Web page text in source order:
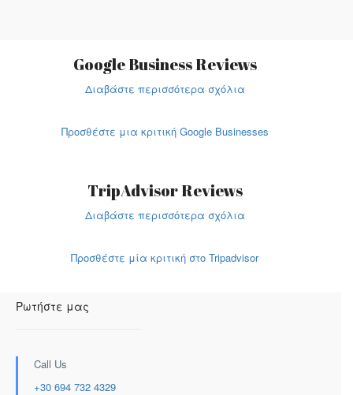
Google Business Reviews
Διαβάστε περισσότερα σχόλια
Προσθέστε μια κριτική Google Businesses
TripAdvisor Reviews
Διαβάστε περισσότερα σχόλια
Προσθέστε μία κριτική στο Tripadvisor
Ρωτήστε μας
Call Us
+30 694 732 4329